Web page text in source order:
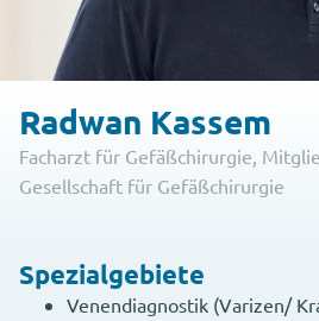
Radwan Kassem
Facharzt für Gefäßchirurgie,
Gesellschaft für Gefäßchirurgie
Spezialgebiete
Venendiagnostik (Varizen/